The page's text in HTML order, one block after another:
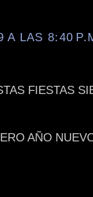
A LAS 8:40
FIESTAS
AÑO